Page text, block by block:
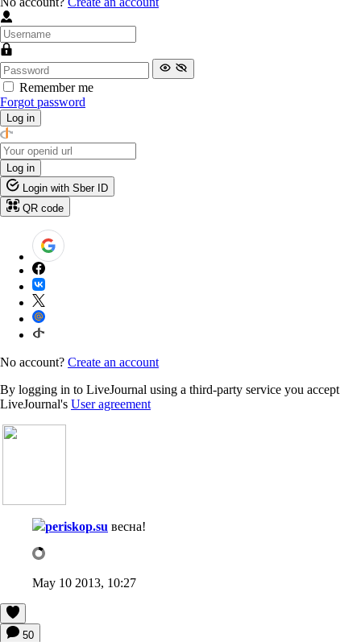
Remember me
Forgot password
Log in
Log in
Login with Sber ID
QR code
No account? Create an account
By logging in to LiveJournal using a third-party service you accept
LiveJournal's User agreement
periskop.su весна!
May 10 2013, 10:27
50